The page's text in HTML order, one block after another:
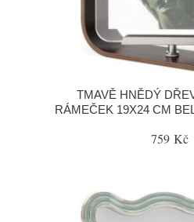
TMAVĚ HNĚDÝ
RÁMEČEK 19X24 CM
759 Kč